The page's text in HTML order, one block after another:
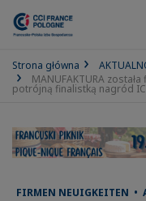
Strona główna
MANUFAKTURA
potrójną finalistką nagród
FIRMEN NEUIGKEITEN •